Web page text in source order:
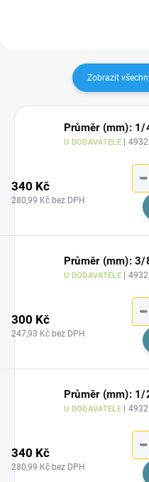
Zobrazit
Průměr (mm): 1/
U DODAVATELE |
340 Kč
280,99 Kč bez DPH
−
Průměr (mm): 3/
U DODAVATELE |
300 Kč
247,93 Kč bez DPH
−
Průměr (mm): 1/
U DODAVATELE |
340 Kč
280,99 Kč bez DPH
−